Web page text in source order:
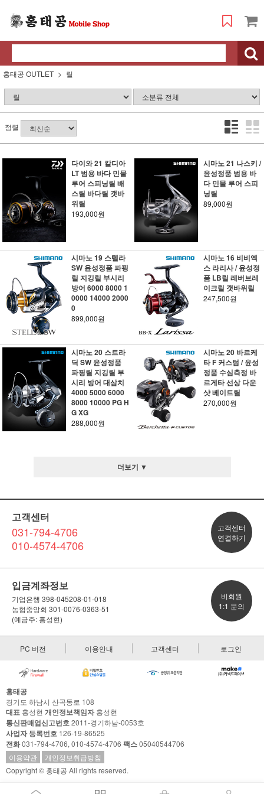
홍태공 OUTLET 릴
정렬
다이와 21 칼디아
LT 범용 바다 민물
루어 스피닝릴 배
스릴 바다릴 갯바
위릴
193,000원
시마노 21 나스키 /
윤성정품 범용 바
다 민물 루어 스피
닝릴
89,000원
시마노 19 스텔라
SW 윤성정품 파핑
릴 지깅릴 부시리
방어 6000 8000 1
0000 14000 2000
0
899,000원
시마노 16 비비엑
스 라리사 / 윤성정
품 LB릴 레버브레
이크릴 갯바위릴
247,500원
시마노 20 스트라
딕 SW 윤성정품
파핑릴 지깅릴 부
시리 방어 대삼치
4000 5000 6000
8000 10000 PG H
G XG
288,000원
시마노 20 바르케
타 F 커스텀 / 윤성
정품 수심측정 바
르게타 선상 다운
샷 베이트릴
270,000원
더보기 ▼
고객센터
031-794-4706
010-4574-4706
고객센터
연결하기
입금계좌정보
기업은행 398-045208-01-018
농협중앙회 301-0076-0363-51
(예금주: 홍성현)
비회원
1:1 문의
PC 버전 이용안내 고객센터 로그인
홍태공
경기도 하남시 산곡동로 108
대표 홍성현 개인정보책임자홍성현
통신판매업신고번호2011-경기하남-0053호
사업자 등록번호 126-19-86525
전화031-794-4706, 010-4574-4706 팩스05040544706
이용약관
개인정보취급방침
Copyright © 홍태공 All rights reserved.